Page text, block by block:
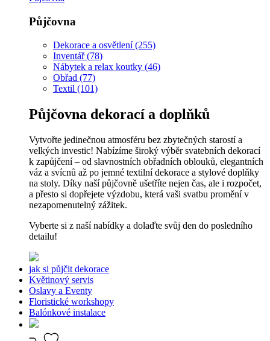
Půjčovna
Dekorace a osvětlení (255)
Inventář (78)
Nábytek a relax koutky (46)
Obřad (77)
Textil (101)
Půjčovna dekorací a doplňků
Vytvořte jedinečnou atmosféru bez zbytečných starostí a
velkých investic! Nabízíme široký výběr svatebních dekorací
k zapůjčení – od slavnostních obřadních oblouků, elegantních
váz a svícnů až po jemné textilní dekorace a stylové doplňky
na stoly. Díky naší půjčovně ušetříte nejen čas, ale i rozpočet,
a přesto si dopřejete výzdobu, která vaši svatbu promění v
nezapomenutelný zážitek.
Vyberte si z naší nabídky a dolaďte svůj den do posledního
detailu!
jak si půjčit dekorace
Květinový servis
Oslavy a Eventy
Floristické workshopy
Balónkové instalace